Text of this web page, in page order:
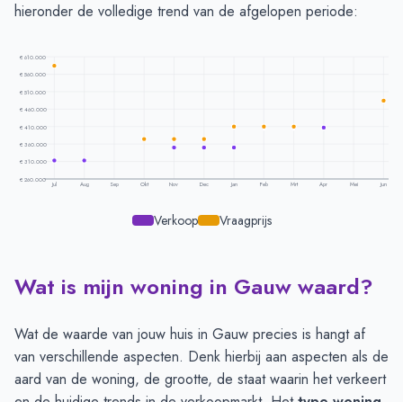
hieronder de volledige trend van de afgelopen periode:
€ 610.000
€ 560.000
€ 510.000
€ 460.000
€ 410.000
€ 360.000
€ 310.000
€ 260.000
Jul Aug Sep Okt Nov Dec Jan Feb Mrt Apr Mei Jun
Verkoop Vraagprijs
Prijsontwikkeling per maand -Gauw
Vraagprijs
Verkoopprijs
Juli
€ 585.000€ 313.313
Augustus
-
€ 313.313
September-
-
Wat is mijn woning in Gauw waard?
Wat de waarde van jouw huis in Gauw precies is hangt af
van verschillende aspecten. Denk hierbij aan aspecten als de
aard van de woning, de grootte, de staat waarin het verkeert